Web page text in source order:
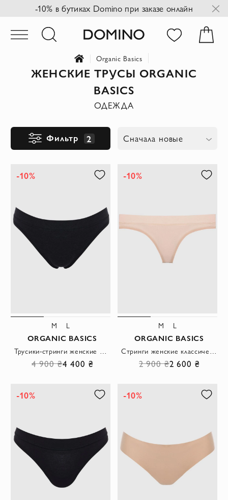
-10% в бутиках Domino при заказе онлайн
Organic Basics
ЖЕНСКИЕ ТРУСЫ ORGANIC
BASICS
ОДЕЖДА
Фильтр 2 Сначала новые
-10%
M L
ORGANIC BASICS
Трусики-стринги женские черные
4 900 ₴4 400 ₴
-10%
M L
ORGANIC BASICS
Стринги женские классические бежевые
2 900 ₴2 600 ₴
-10% -10%